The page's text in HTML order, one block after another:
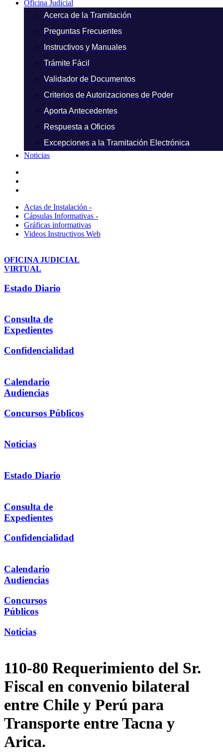
Oficina Judicial
Acerca de la Tramitación
Preguntas Frecuentes
Instructivos y Manuales
Trámite Fácil
Validador de Documentos
Criterios de Autorizaciones de Poder
Aporta Antecedentes
Respuesta a Oficios
Excepciones a la Tramitación Electrónica
Noticias
Actas de Instalación -
Cápsulas Informativas -
Gráficas informativas
Videos Instructivos Web
OFICINA JUDICIAL
VIRTUAL
Estado Diario
Consulta de
Expedientes
Confidencialidad
Calendario
Audiencias
Concursos Públicos
Noticias
Estado Diario
Consulta de
Expedientes
Confidencialidad
Calendario
Audiencias
Concursos
Públicos
Noticias
110-80 Requerimiento del Sr.
Fiscal en convenio bilateral
entre Chile y Perú para
Transporte entre Tacna y
Arica.